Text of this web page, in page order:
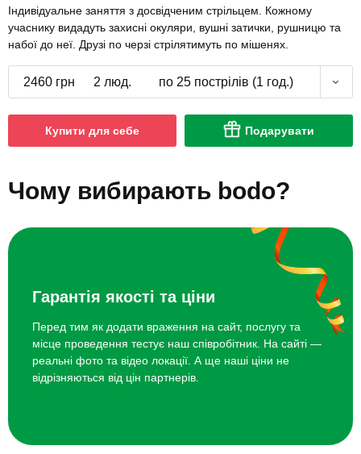
Індивідуальне заняття з досвідченим стрільцем. Кожному
учаснику видадуть захисні окуляри, вушні затички, рушницю та
набої до неї. Друзі по черзі стрілятимуть по мішенях.
2460 грн 2 люд. по 25 пострілів (1 год.)
Купити для себе Подарувати
Чому вибирають bodo?
Гарантія якості та ціни
Перед тим як додати враження на сайт, послугу та
місце проведення тестує наш співробітник. На сайті —
реальні фото та відео локації. А ще наші ціни не
відрізняються від цін партнерів.